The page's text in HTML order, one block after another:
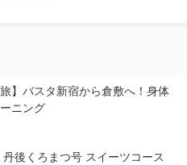
】バスタ新宿から倉敷へ！身体
ニング
後くろまつ号 スイーツコース